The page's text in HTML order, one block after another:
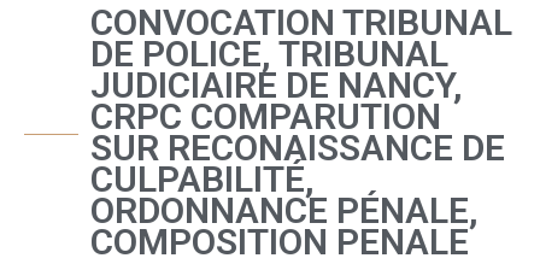
CONVOCATION TRIBUNAL
DE POLICE, TRIBUNAL
JUDICIAIRE DE NANCY,
CRPC COMPARUTION
SUR RECONAISSANCE DE
CULPABILITÉ,
ORDONNANCE PÉNALE,
COMPOSITION PENALE